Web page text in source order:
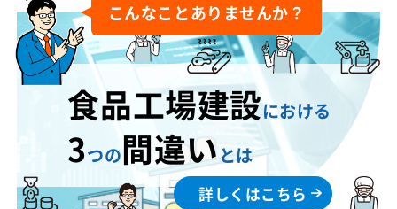
こんなことありませんか？
食品工場建設における
3つの間違いとは
詳しくはこちら